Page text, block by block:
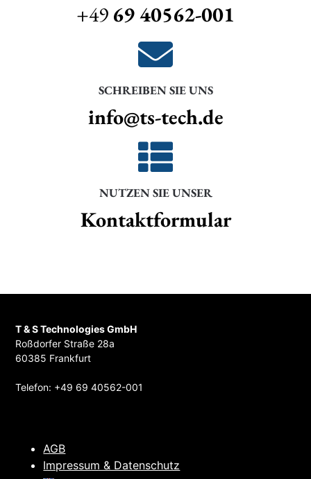
+49 69 40562-001
SCHREIBEN SIE UNS
info@ts-tech.de
NUTZEN SIE UNSER
Kontaktformular
T & S Technologies GmbH
Roßdorfer Straße 28a
60385 Frankfurt
Telefon: +49 69 40562-001
AGB
Impressum & Datenschutz